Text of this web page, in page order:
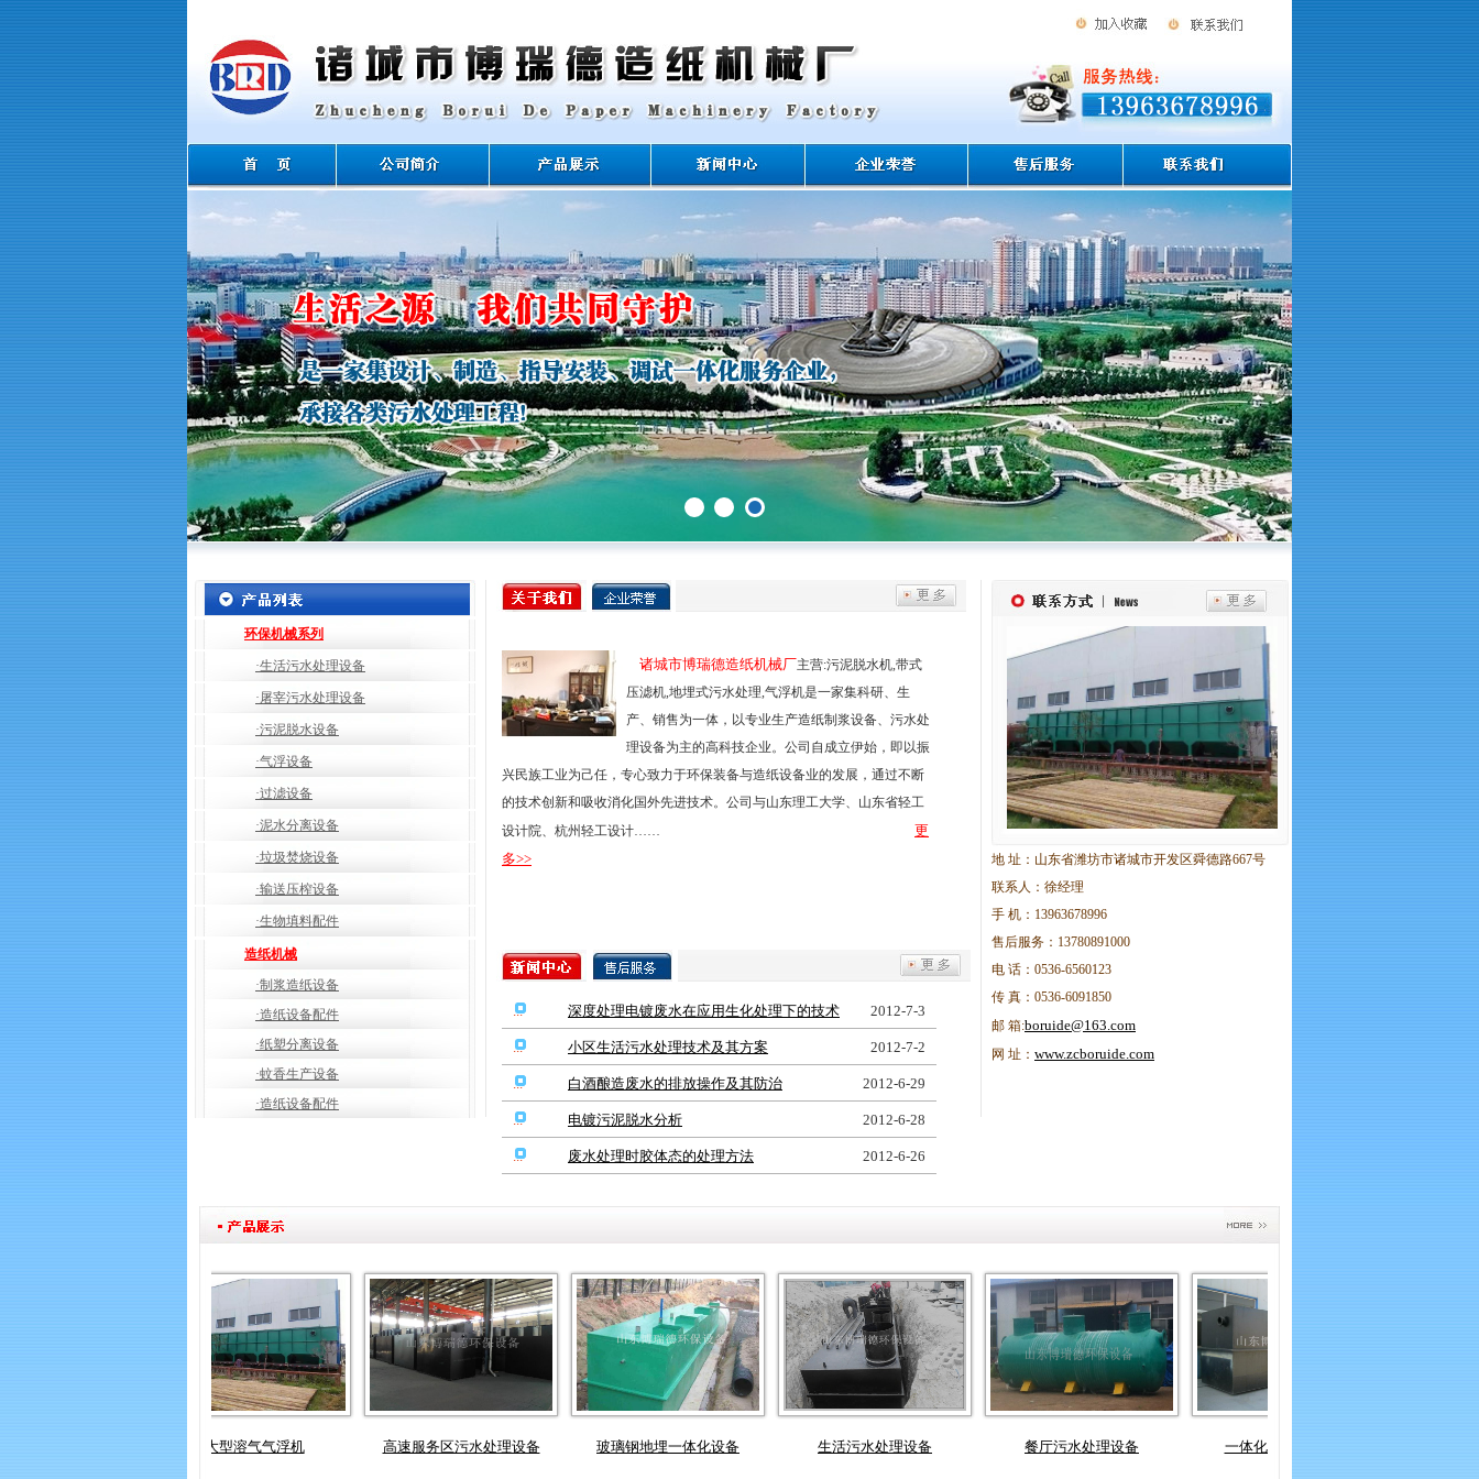
环保机械系列
·生活污水处理设备
·屠宰污水处理设备
·污泥脱水设备
·气浮设备
·过滤设备
·泥水分离设备
·垃圾焚烧设备
·输送压榨设备
·生物填料配件
造纸机械
·制浆造纸设备
·造纸设备配件
·纸塑分离设备
·蚊香生产设备
·造纸设备配件
诸城市博瑞德造纸机械厂主营:污泥脱水机,带式
压滤机,地埋式污水处理,气浮机是一家集科研、生
产、销售为一体，以专业生产造纸制浆设备、污水处
理设备为主的高科技企业。公司自成立伊始，即以振
兴民族工业为己任，专心致力于环保装备与造纸设备业的发展，通过不断
的技术创新和吸收消化国外先进技术。公司与山东理工大学、山东省轻工
设计院、杭州轻工设计…… 更
多>>
深度处理电镀废水在应用生化处理下的技术 2012-7-3
小区生活污水处理技术及其方案 2012-7-2
白酒酿造废水的排放操作及其防治 2012-6-29
电镀污泥脱水分析 2012-6-28
废水处理时胶体态的处理方法 2012-6-26
地 址：山东省潍坊市诸城市开发区舜德路667号
联系人：徐经理
手 机：13963678996
售后服务：13780891000
电 话：0536-6560123
传 真：0536-6091850
邮 箱:boruide@163.com
网 址： www.zcboruide.com
大型溶气气浮机 高速服务区污水处理设备 玻璃钢地埋一体化设备 生活污水处理设备 餐厅污水处理设备 一体化污水处理设备